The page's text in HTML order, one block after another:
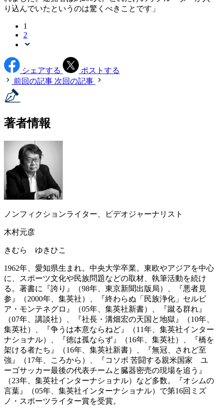
り込んでいたというのは驚くべきことです」
1
2
シェアする
ポストする
前回の記事 次回の記事
著者情報
ノンフィクションライター、ビデオジャーナリスト
木村元彦
きむら ゆきひこ
1962年、愛知県生まれ。中央大学卒業。東欧やアジアを中心
に、スポーツ文化や民族問題などの取材、執筆活動を続け
る。著書に『誇り』（98年、東京新聞出版局）、『悪者見
参』（2000年、集英社）、『終わらぬ「民族浄化」セルビ
ア・モンテネグロ』（05年、集英社新書）、『蹴る群れ』
（07年、講談社）、『社長・溝畑宏の天国と地獄』（10年、
集英社）、『争うは本意ならねど』（11年、集英社インター
ナショナル）、『徳は孤ならず』（16年、集英社）、『橋を
架ける者たち』（16年、集英社新書）、『無冠、されど至
強』（17年、ころから）、『コソボ 苦闘する親米国家 ユ
ーゴサッカー最後の代表チームと臓器密売の現場を追う』
（23年、集英社インターナショナル）など多数。『オシムの
言葉』（05年、集英社インターナショナル）で第16回ミズ
ノ・スポーツライター賞を受賞。